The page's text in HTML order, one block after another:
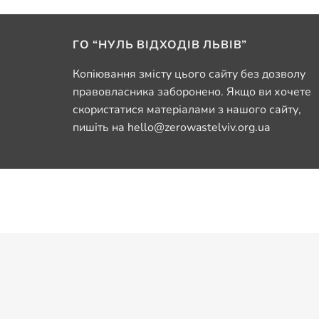
ГО “НУЛЬ ВІДХОДІВ ЛЬВІВ”
Копіювання змісту цього сайту без дозволу
правовласника заборонено. Якщо ви хочете
скористатися матеріалами з нашого сайту,
пишіть на hello@zerowastelviv.org.ua